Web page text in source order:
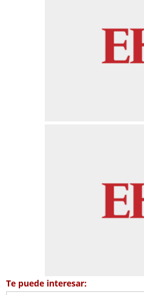
Te puede interesar: